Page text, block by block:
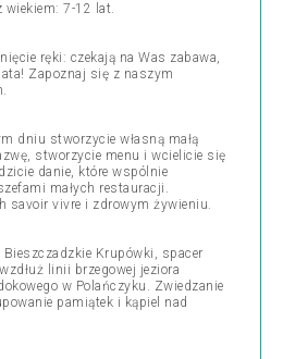
wiekiem: 7-12 lat.
ręki: czekają na Was zabawa,
Zapoznaj się z naszym
dniu stworzycie własną małą
stworzycie menu i wcielicie się
danie, które wspólnie
małych restauracji.
savoir vivre i zdrowym żywieniu.
Bieszczadzkie Krupówki, spacer
linii brzegowej jeziora
w Polańczyku. Zwiedzanie
pamiątek i kąpiel nad